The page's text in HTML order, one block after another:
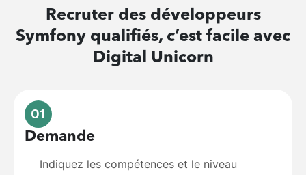
Recruter des développeurs
Symfony qualifiés, c’est facile avec
Digital Unicorn
01
Demande
Indiquez les compétences et le niveau